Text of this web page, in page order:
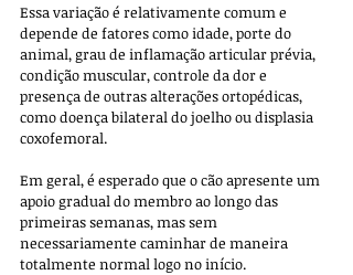
Essa variação é relativamente comum e
depende de fatores como idade, porte do
animal, grau de inflamação articular prévia,
condição muscular, controle da dor e
presença de outras alterações ortopédicas,
como doença bilateral do joelho ou displasia
coxofemoral.
Em geral, é esperado que o cão apresente um
apoio gradual do membro ao longo das
primeiras semanas, mas sem
necessariamente caminhar de maneira
totalmente normal logo no início.